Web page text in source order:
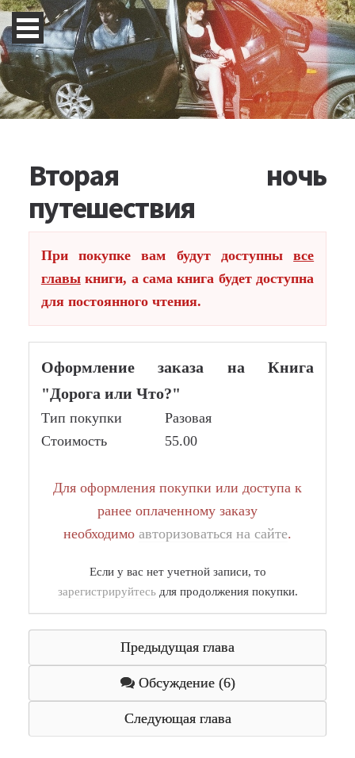
Вторая ночь
путешествия
При покупке вам будут доступнывсе
главыкниги, а сама книга будет доступна
для постоянного чтения.
Оформление заказа на Книга
"Дорога или Что?"
Тип покупки
Разовая
Стоимость
55.00
Для оформления покупки или доступа к
ранее оплаченному заказу
необходимо авторизоваться на сайте.
Если у вас нет учетной записи, то
зарегистрируйтесьдля продолжения покупки.
Предыдущая глава
Обсуждение (6)
Следующая глава